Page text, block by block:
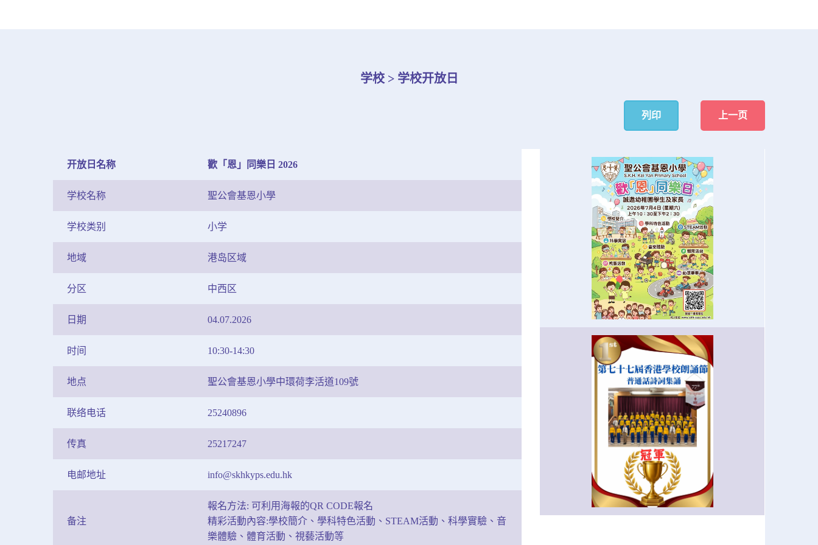
学校 > 学校开放日
列印 上一页
开放日名称 歡「恩」同樂日 2026
学校名称 聖公會基恩小學
学校类别 小学
地域 港岛区域
分区 中西区
日期 04.07.2026
时间 10:30-14:30
地点 聖公會基恩小學中環荷李活道109號
联络电话 25240896
传真 25217247
电邮地址 info@skhkyps.edu.hk
备注
報名方法: 可利用海報的QR CODE報名
精彩活動內容:學校簡介、學科特色活動、STEAM活動、科學實驗、音
樂體驗、體育活動、視藝活動等